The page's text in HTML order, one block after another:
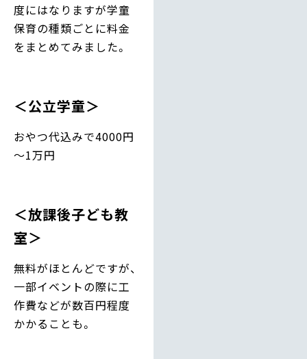
度にはなりますが学童
保育の種類ごとに料金
をまとめてみました。
＜公立学童＞
おやつ代込みで4000円
～1万円
＜放課後子ども教
室＞
無料がほとんどですが、
一部イベントの際に工
作費などが数百円程度
かかることも。